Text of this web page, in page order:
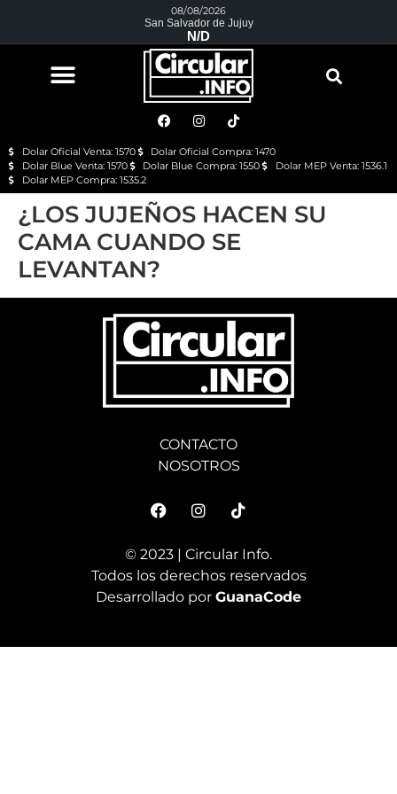
08/08/2026
San Salvador de Jujuy
N/D
Dolar Oficial Venta: 1570
Dolar Oficial Compra: 1470
Dolar Blue Venta: 1570
Dolar Blue Compra: 1550
Dolar MEP Venta: 1536.1
Dolar MEP Compra: 1535.2
¿LOS JUJEÑOS HACEN SU
CAMA CUANDO SE
LEVANTAN?
CONTACTO
NOSOTROS
© 2023 | Circular Info.
Todos los derechos reservados
Desarrollado por GuanaCode